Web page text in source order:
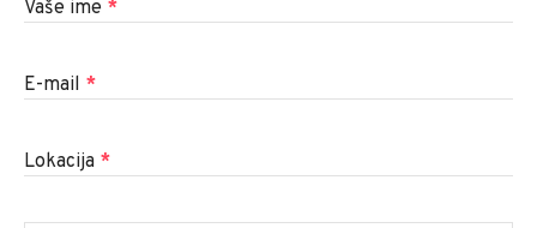
Vaše ime *
E-mail *
Lokacija *